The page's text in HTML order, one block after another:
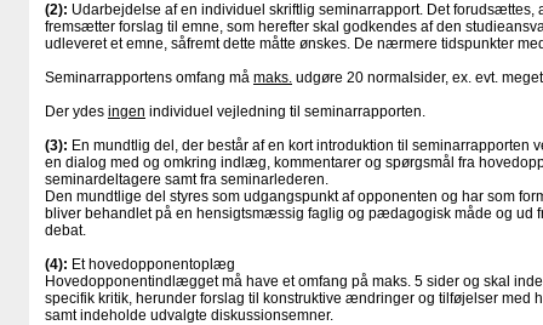
(2): Udarbejdelse af en individuel skriftlig seminarrapport. Det forudsættes,
fremsætter forslag til emne, som herefter skal godkendes af den
udleveret et emne, såfremt dette måtte ønskes. De nærmere tidspunkter
Seminarrapportens omfang må maks. udgøre 20 normalsider, ex. evt.
Der ydes ingen individuel vejledning til seminarrapporten.
(3): En mundtlig del, der består af en kort introduktion til seminarrapporten
en dialog med og omkring indlæg, kommentarer og spørgsmål fra
seminardeltagere samt fra seminarlederen.
Den mundtlige del styres som udgangspunkt af opponenten og har som
bliver behandlet på en hensigtsmæssig faglig og pædagogisk måde og ud
debat.
(4): Et hovedopponentoplæg
Hovedopponentindlægget må have et omfang på maks. 5 sider og skal
specifik kritik, herunder forslag til konstruktive ændringer og tilføjelser med
samt indeholde udvalgte diskussionsemner.